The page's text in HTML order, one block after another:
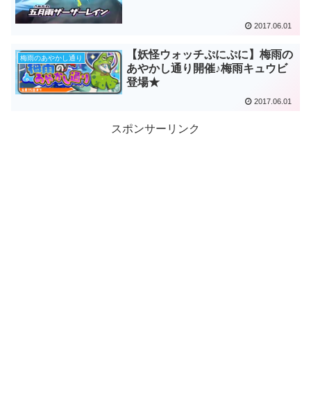
2017.06.01
梅雨のあやかし通り
【妖怪ウォッチぷにぷに】梅雨の
あやかし通り開催♪梅雨キュウビ
登場★
2017.06.01
スポンサーリンク